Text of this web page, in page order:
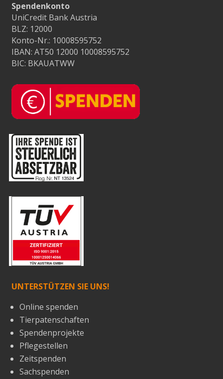
Spendenkonto
UniCredit Bank Austria
BLZ: 12000
Konto-Nr.: 10008595752
IBAN: AT50 12000 10008595752
BIC: BKAUATWW
UNTERSTÜTZEN SIE UNS!
Online spenden
Tierpatenschaften
Spendenprojekte
Pflegestellen
Zeitspenden
Sachspenden